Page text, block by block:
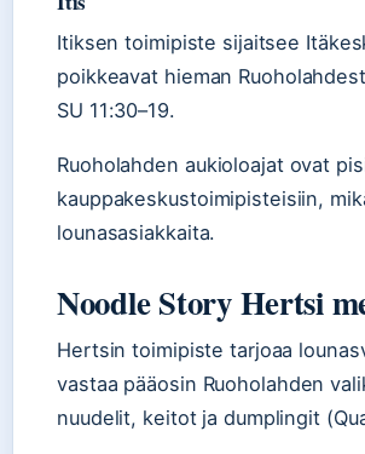
Itiksen toimipiste sijaitsee
poikkeavat hieman
SU 11:30–19.
Ruoholahden aukioloajat ovat
kauppakeskustoimipisteisiin,
lounasasiakkaita.
Noodle Story Hertsi
Hertsin toimipiste tarjoaa
vastaa pääosin Ruoholahden
nuudelit, keitot ja dumplingit